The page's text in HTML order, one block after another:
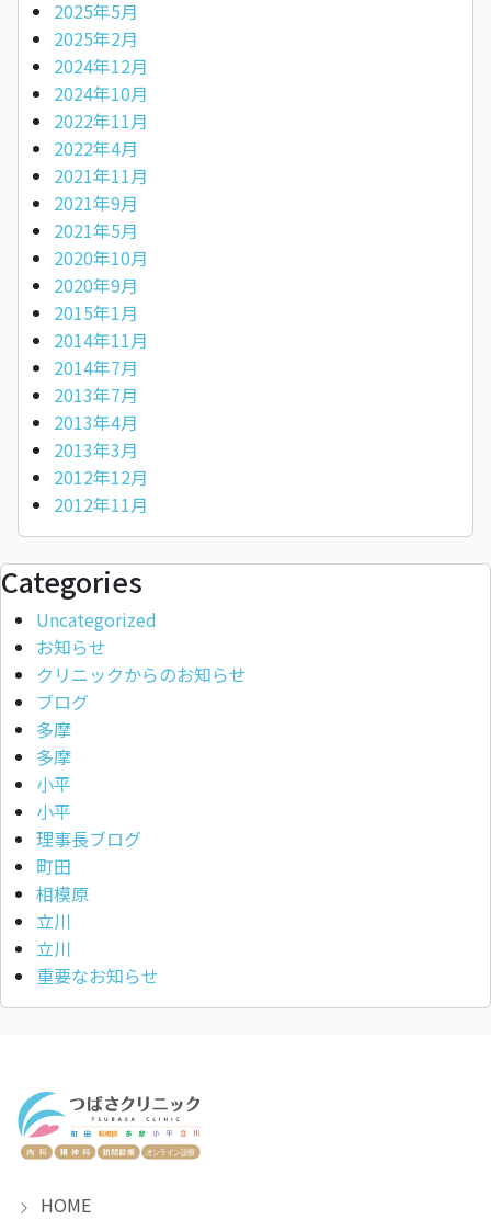
2025年5月
2025年2月
2024年12月
2024年10月
2022年11月
2022年4月
2021年11月
2021年9月
2021年5月
2020年10月
2020年9月
2015年1月
2014年11月
2014年7月
2013年7月
2013年4月
2013年3月
2012年12月
2012年11月
Categories
Uncategorized
お知らせ
クリニックからのお知らせ
ブログ
多摩
多摩
小平
小平
理事長ブログ
町田
相模原
立川
立川
重要なお知らせ
HOME